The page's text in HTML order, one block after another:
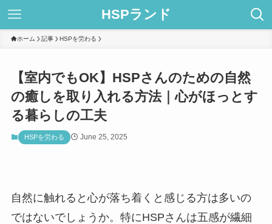
HSPランド
ホーム 記事 HSPを労わる
【室内でもOK】HSPさんのための自然
の癒しを取り入れる方法｜心がほっとす
る暮らしの工夫
HSPを労わる June 25, 2025
自然に触れると心が落ち着くと感じる方は多いの
ではないでしょうか。特にHSPさんは五感が繊細